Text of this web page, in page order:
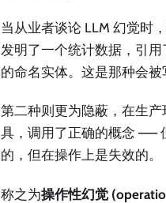
当从业者谈论 LLM 幻觉时
发明了一个统计数据，引
的命名实体。这是那种会被
第二种则更为隐蔽，在生
具，调用了正确的概念 ——
的，但在操作上是失效的。
称之为操作性幻觉